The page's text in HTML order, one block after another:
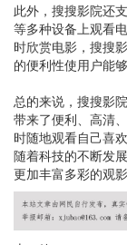
此外，搜搜影院还
等多种设备上观看
时欣赏电影，搜搜
的便利性使用户能
总的来说，搜搜影
带来了便利、高清
时随地观看自己喜
随着科技的不断发
更加丰富多彩的观影